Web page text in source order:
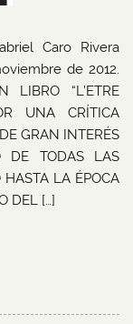
Caro Rivera
de 2012.
LIBRO “L’ETRE
UNA CRÍTICA
GRAN INTERÉS
DE TODAS LAS
LA ÉPOCA
DEL […]